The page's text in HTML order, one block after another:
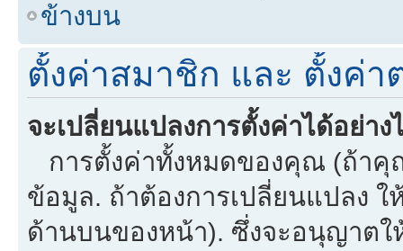
ข้างบน
ตั้งค่าสมาชิก และ ตั้งค่า
จะเปลี่ยนแปลงการตั้งค่าได้อย่าง
การตั้งค่าทั้งหมดของคุณ (ถ้าคุ
ข้อมูล. ถ้าต้องการเปลี่ยนแปลง
ด้านบนของหน้า). ซึ่งจะอนุญาต